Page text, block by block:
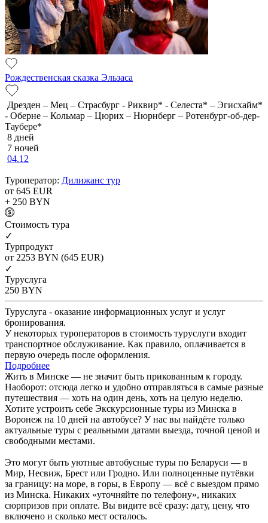
Рождественская сказка Эльзаса
Дрезден – Мец – Страсбург - Риквир* - Селеста* – Эгисхайм*
- Оберне – Кольмар – Цюрих – Нюрнберг – Ротенбург-об-дер-
Таубере*
8 дней
7 ночей
04.12
Туроператор: Дилижанс тур
от 645 EUR
+ 250 BYN
Cтоимость тура
✓
Турпродукт
от 2253 BYN (645 EUR)
✓
Туруслуга
250 BYN
Туруслуга - оказание информационных услуг и услуг
бронирования.
У некоторых туроператоров в стоимость туруслуги входит
транспортное обслуживание. Как правило, оплачивается в
первую очередь после оформления.
Подробнее
Жить в Минске — не значит быть прикованным к городу.
Наоборот: отсюда легко и удобно отправляться в самые разные
путешествия — хоть на один день, хоть на целую неделю.
Хотите устроить себе Экскурсионные туры из Минска в
Воронеж на 10 дней на автобусе? У нас вы найдёте только
актуальные туры с реальными датами выезда, точной ценой и
свободными местами.
Это могут быть уютные автобусные туры по Беларуси — в
Мир, Несвиж, Брест или Гродно. Или полноценные путёвки
за границу: на море, в горы, в Европу — всё с выездом прямо
из Минска. Никаких «уточняйте по телефону», никаких
сюрпризов при оплате. Вы видите всё сразу: дату, цену, что
включено и сколько мест осталось.